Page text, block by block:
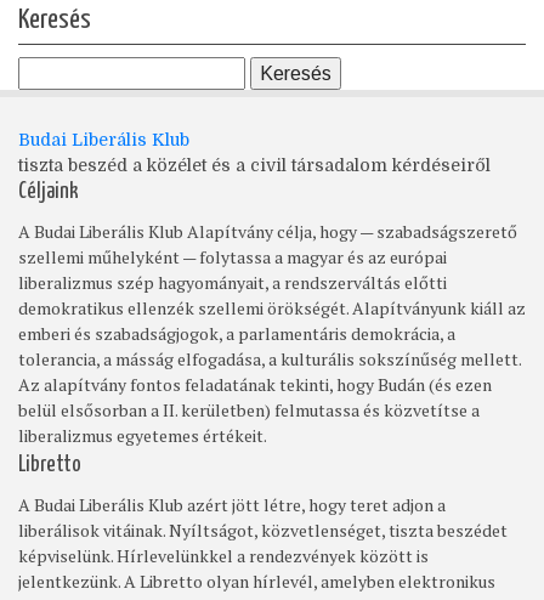
Keresés
Budai Liberális Klub
tiszta beszéd a közélet és a civil társadalom kérdéseiről
Céljaink
A Budai Liberális Klub Alapítvány célja, hogy — szabadságszerető
szellemi műhelyként — folytassa a magyar és az európai
liberalizmus szép hagyományait, a rendszerváltás előtti
demokratikus ellenzék szellemi örökségét. Alapítványunk kiáll az
emberi és szabadságjogok, a parlamentáris demokrácia, a
tolerancia, a másság elfogadása, a kulturális sokszínűség mellett.
Az alapítvány fontos feladatának tekinti, hogy Budán (és ezen
belül elsősorban a II. kerületben) felmutassa és közvetítse a
liberalizmus egyetemes értékeit.
Libretto
A Budai Liberális Klub azért jött létre, hogy teret adjon a
liberálisok vitáinak. Nyíltságot, közvetlenséget, tiszta beszédet
képviselünk. Hírlevelünkkel a rendezvények között is
jelentkezünk. A Libretto olyan hírlevél, amelyben elektronikus